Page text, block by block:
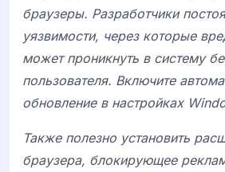
браузеры. Разработчики
уязвимости, через которые
может проникнуть в систему
пользователя. Включите
обновление в настройках
Также полезно установить
браузера, блокирующее